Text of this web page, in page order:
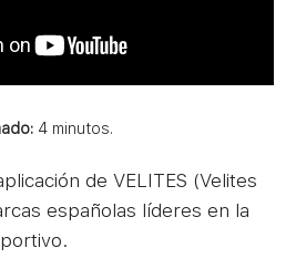
4 minutos.
de VELITES (Velites
españolas líderes en la